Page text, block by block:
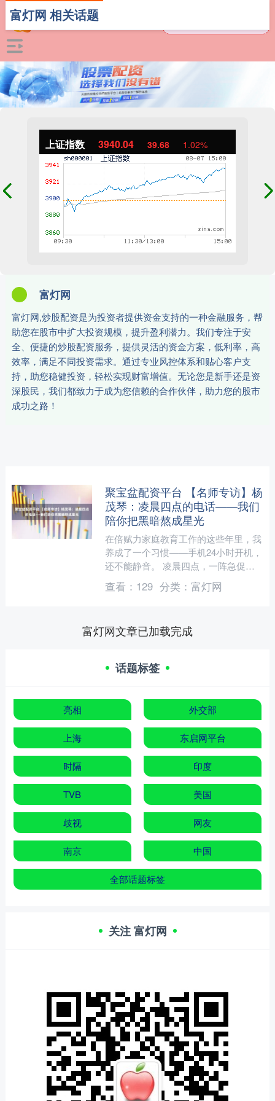
上证指数 3940.04 39.68 1.02%
富灯网
富灯网,炒股配资是为投资者提供资金支持的一种金融服务，帮
助您在股市中扩大投资规模，提升盈利潜力。我们专注于安
全、便捷的炒股配资服务，提供灵活的资金方案，低利率，高
效率，满足不同投资需求。通过专业风控体系和贴心客户支
持，助您稳健投资，轻松实现财富增值。无论您是新手还是资
深股民，我们都致力于成为您信赖的合作伙伴，助力您的股市
成功之路！
富灯网 相关话题
聚宝盆配资平台 【名师专访】杨
茂琴：凌晨四点的电话——我们
陪你把黑暗熬成星光
在倍赋力家庭教育工作的这些年里，我
养成了一个习惯——手机24小时开机，
还不能静音。 凌晨四点，一阵急促的
手机铃声让我从睡梦中惊醒，刚要接，
电话又挂了。 看着通讯....
查看： 129 分类： 富灯网
富灯网文章已加载完成
话题标签
亮相 外交部
上海 东启网平台
时隔 印度
TVB 美国
歧视 网友
南京 中国
全部话题标签
关注 富灯网